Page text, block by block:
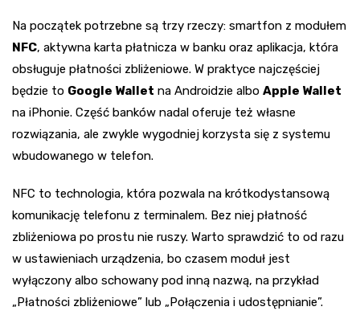
Na początek potrzebne są trzy rzeczy: smartfon z modułem
NFC, aktywna karta płatnicza w banku oraz aplikacja, która
obsługuje płatności zbliżeniowe. W praktyce najczęściej
będzie to Google Wallet na Androidzie albo Apple Wallet
na iPhonie. Część banków nadal oferuje też własne
rozwiązania, ale zwykle wygodniej korzysta się z systemu
wbudowanego w telefon.
NFC to technologia, która pozwala na krótkodystansową
komunikację telefonu z terminalem. Bez niej płatność
zbliżeniowa po prostu nie ruszy. Warto sprawdzić to od razu
w ustawieniach urządzenia, bo czasem moduł jest
wyłączony albo schowany pod inną nazwą, na przykład
„Płatności zbliżeniowe” lub „Połączenia i udostępnianie”.